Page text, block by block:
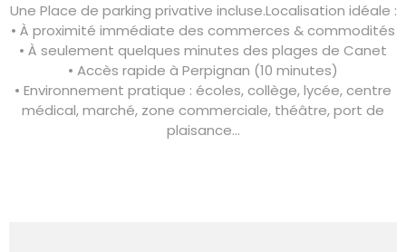
Une Place de parking privative incluse.Localisation idéale :
• À proximité immédiate des commerces & commodités
• À seulement quelques minutes des plages de Canet
• Accès rapide à Perpignan (10 minutes)
• Environnement pratique : écoles, collège, lycée, centre
médical, marché, zone commerciale, théâtre, port de
plaisance…